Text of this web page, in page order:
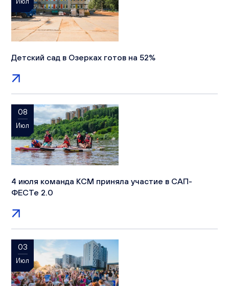
Детский сад в Озерках готов на 52%
08
Июл
4 июля команда КСМ приняла участие в САП-
ФЕСТе 2.0
03
Июл